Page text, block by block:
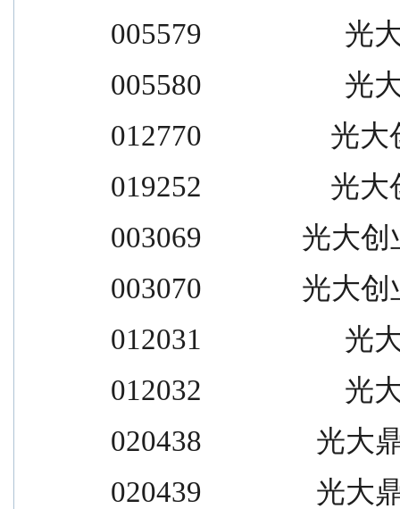
005579                    光
005580                    光
012770                  光
019252                  光
003069              光大
003070              光大
012031                    光
012032                    光
020438                光大
020439                光大